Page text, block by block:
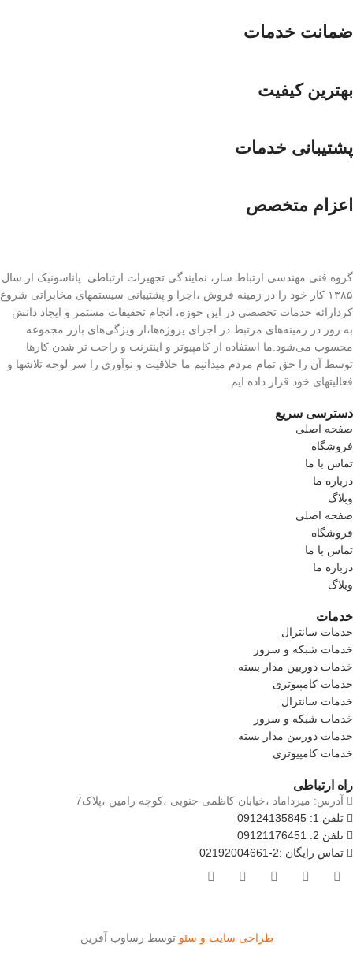
ضمانت خدمات
بهترین کیفیت
پشتیبانی خدمات
اعزام متخصص
گروه فنی مهندسی ارتباط ساز، نمایندگی تجهیزات ارتباطی پاناسونیک از سال
۱۳۸۵ کار خود را در زمینه فروش ،اجرا و پشتیبانی سیستمهای مخابراتی شروع
کردارائه خدمات تخصصی در این حوزه، انجام تحقیقات مستمر و ایجاد دانش
به‌ روز در زمینه‌های مرتبط در اجرای پروژه‌ها،از ویژگی‌های بارز مجموعه
محسوب می‌شود.ما استفاده از کامپیوتر و اینترنت و راحت تر شدن کارها
توسط آن را حق تمام مردم میدانیم ما خلاقیت و نوآوری را سر لوحه تلاشها و
فعالیتهای خود قرار داده ایم.
دسترسی سریع
صفحه اصلی
فروشگاه
تماس با ما
درباره ما
وبلاگ
صفحه اصلی
فروشگاه
تماس با ما
درباره ما
وبلاگ
خدمات
خدمات سانترال
خدمات شبکه و سرور
خدمات دوربین مدار بسته
خدمات کامپیوتری
خدمات سانترال
خدمات شبکه و سرور
خدمات دوربین مدار بسته
خدمات کامپیوتری
راه ارتباطی
آدرس: میرداماد ،خیابان کاظمی جنوبی ،کوچه رامین ،پلاک7
تلفن 1: 09124135845
تلفن 2: 09121176451
تماس رایگان :2-02192004661
طراحی سایت و سئو توسط رساوب آفرین